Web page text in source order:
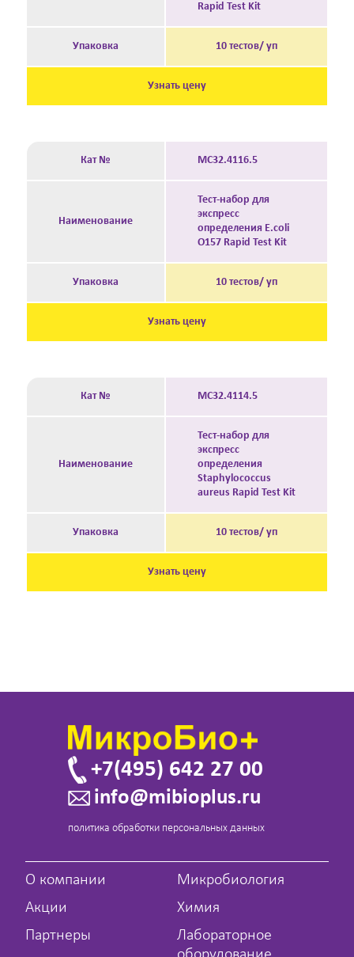
Rapid Test Kit
Упаковка 10 тестов/ уп
Узнать цену
Кат № MC32.4116.5
Наименование
Тест-набор для
экспресс
определения E.coli
O157 Rapid Test Kit
Упаковка 10 тестов/ уп
Узнать цену
Кат № MC32.4114.5
Наименование
Тест-набор для
экспресс
определения
Staphylococcus
aureus Rapid Test Kit
Упаковка 10 тестов/ уп
Узнать цену
+7(495) 642 27 00
info@mibioplus.ru
политика обработки персональных данных
О компании
Акции
Партнеры
Микробиология
Химия
Лабораторное